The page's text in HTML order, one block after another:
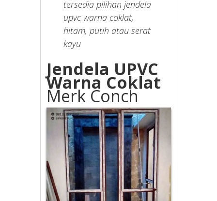
tersedia pilihan jendela
upvc warna coklat,
hitam, putih atau serat
kayu
Jendela UPVC
Warna Coklat
Merk Conch